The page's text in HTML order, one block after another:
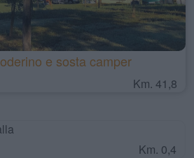
e sosta camper
Km. 41,8
Km. 0,4